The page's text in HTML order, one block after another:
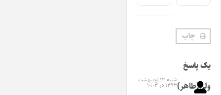
چاپ
یک پاسخ
ولی(طاهر)
شنبه ۱۳ اردیبهشت
۱۳۹۳ در ۱۰:۰۳